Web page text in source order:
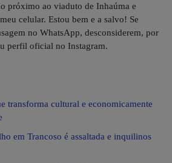
próximo ao viaduto de Inhaúma e
celular. Estou bem e a salvo! Se
no WhatsApp, desconsiderem, por
perfil oficial no Instagram.
transforma cultural e economicamente
em Trancoso é assaltada e inquilinos